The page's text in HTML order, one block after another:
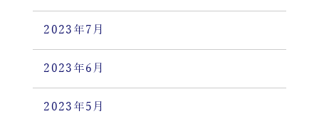
2023年7月
2023年6月
2023年5月